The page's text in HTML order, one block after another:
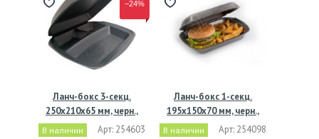
−24%
Ланч-бокс 3-секц.
250х210х65 мм, черн.,
ВПС,…
В наличии Арт: 254603
Ланч-бокс 1-секц.
195х150х70 мм, черн.,
ВПС,…
В наличии Арт: 254098